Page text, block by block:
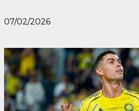
07/02/2026